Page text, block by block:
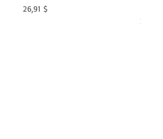
Preis
26,91 $
Preis
21,86 $